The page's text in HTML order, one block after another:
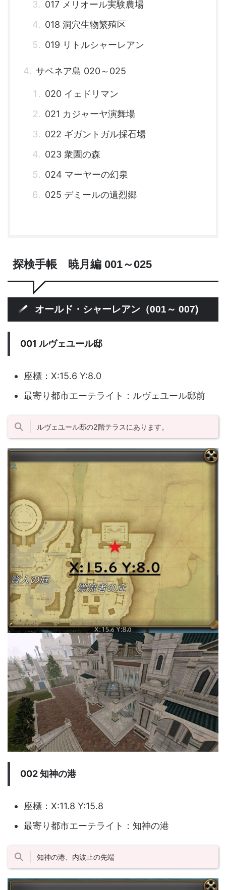
017 メリオール実験農場
018 洞穴生物繁殖区
019 リトルシャーレアン
サベネア島 020～025
020 イェドリマン
021 カジャーヤ演舞場
022 ギガントガル採石場
023 衆園の森
024 マーヤーの幻泉
025 デミールの遺烈郷
探検手帳 暁月編 001～025
オールド・シャーレアン（001～ 007)
001 ルヴェユール邸
座標：X:15.6 Y:8.0
最寄り都市エーテライト：ルヴェユール邸前
ルヴェユール邸の2階テラスにあります。
002 知神の港
座標：X:11.8 Y:15.8
最寄り都市エーテライト：知神の港
知神の港、内波止の先端